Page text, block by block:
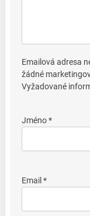
Emailová adresa
žádné
Vyžadované
Jméno *
Email *